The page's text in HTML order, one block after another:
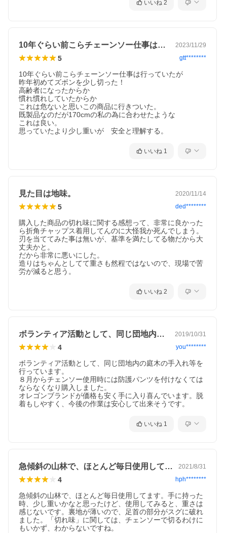
いいね 2
10年ぐらい前こらチェーンソー仕事は行… 2023/11/29
5 gtt********
10年ぐらい前こらチェーンソー仕事は行っていたが
昨年初めてズボンを少し切った！
高齢者になったからか
慣れ慣れしていたからか
これは危ないと思いこの商品に行きついた。
既製品なのだが170cmの私の為に合わせたような
これは良い。
思っていたより少し重いが　安全と理解する。
いいね 1
見た目は地味。 2020/11/14
5 ded********
購入した商品の切れ味に関する感想って、非常に良かった
ら折角チャップス着用してんのに大怪我か死んでしまう。
刃を当ててみた事は無いが、基準を満たしてる物だから大
丈夫かと。
だから非常に悪いにした。
造りはちゃんとしてて重さも然程ではないので、現場で苦
労が減ると思う。
いいね 2
ボランティア活動として、同じ団地内の庭… 2019/10/31
4 you********
ボランティア活動として、同じ団地内の庭木の手入れ等を
行っています。
８月からチェンソー使用時には防護パンツを付けなくては
ならなくなり購入しました。
オレゴンブランドが価格も安く手に入り喜んでいます。脱
着もしやすく、今後の作業は安心して出来そうです。
いいね 1
急傾斜の山林で、ほとんど毎日使用してま… 2021/8/31
4 hph********
急傾斜の山林で、ほとんど毎日使用してます。手に持った
時、少し重いかなと思ったけど、使用してみると、重さは
感じないです。裏地が薄いので、足首の部分がスグに破れ
ました。「切れ味」に関しては、チェンソーで切るわけに
もいかず、わからないですね。